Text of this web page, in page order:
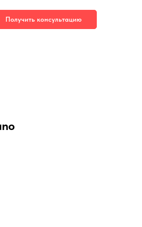
Получить консультацию